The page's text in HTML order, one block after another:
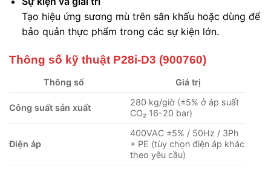
Tạo hiệu ứng sương mù trên sân khấu hoặc dùng để
bảo quản thực phẩm trong các sự kiện lớn.
Thông số kỹ thuật P28i-D3 (900760)
Thông số Giá trị
Công suất sản xuất
280 kg/giờ (±5% ở áp suất
CO₂ 16-20 bar)
Điện áp
400VAC ±5% / 50Hz / 3Ph
+ PE (tùy chọn điện áp khác
theo yêu cầu)